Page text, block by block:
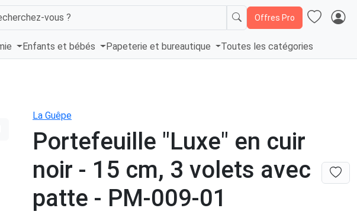
vous ? Offres Pro
Enfants et bébés Papeterie et bureautique Toutes les catégories
La Guêpe
Portefeuille "Luxe" en cuir
noir - 15 cm, 3 volets avec
patte - PM-009-01